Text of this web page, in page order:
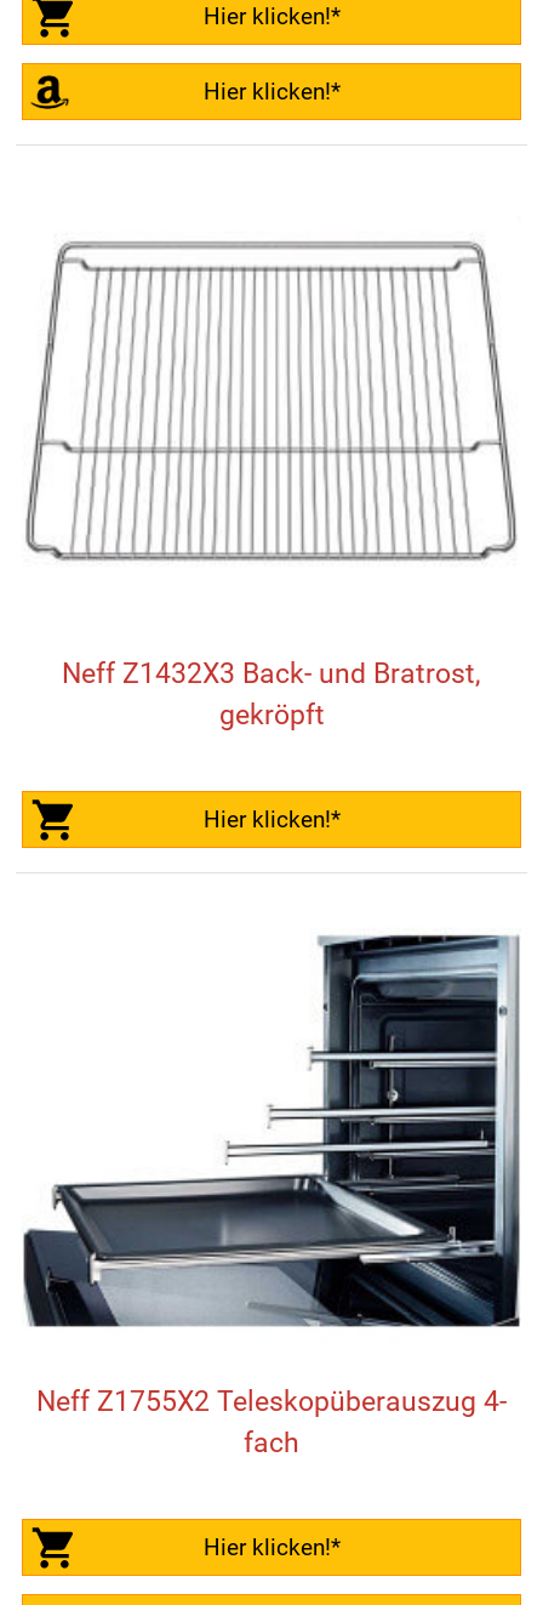
Hier klicken!*
Hier klicken!*
Neff Z1432X3 Back- und Bratrost,
gekröpft
Hier klicken!*
Neff Z1755X2 Teleskopüberauszug 4-
fach
Hier klicken!*